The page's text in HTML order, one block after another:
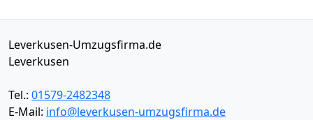
Leverkusen-Umzugsfirma.de
Leverkusen
Tel.: 01579-2482348
E-Mail: info@leverkusen-umzugsfirma.de